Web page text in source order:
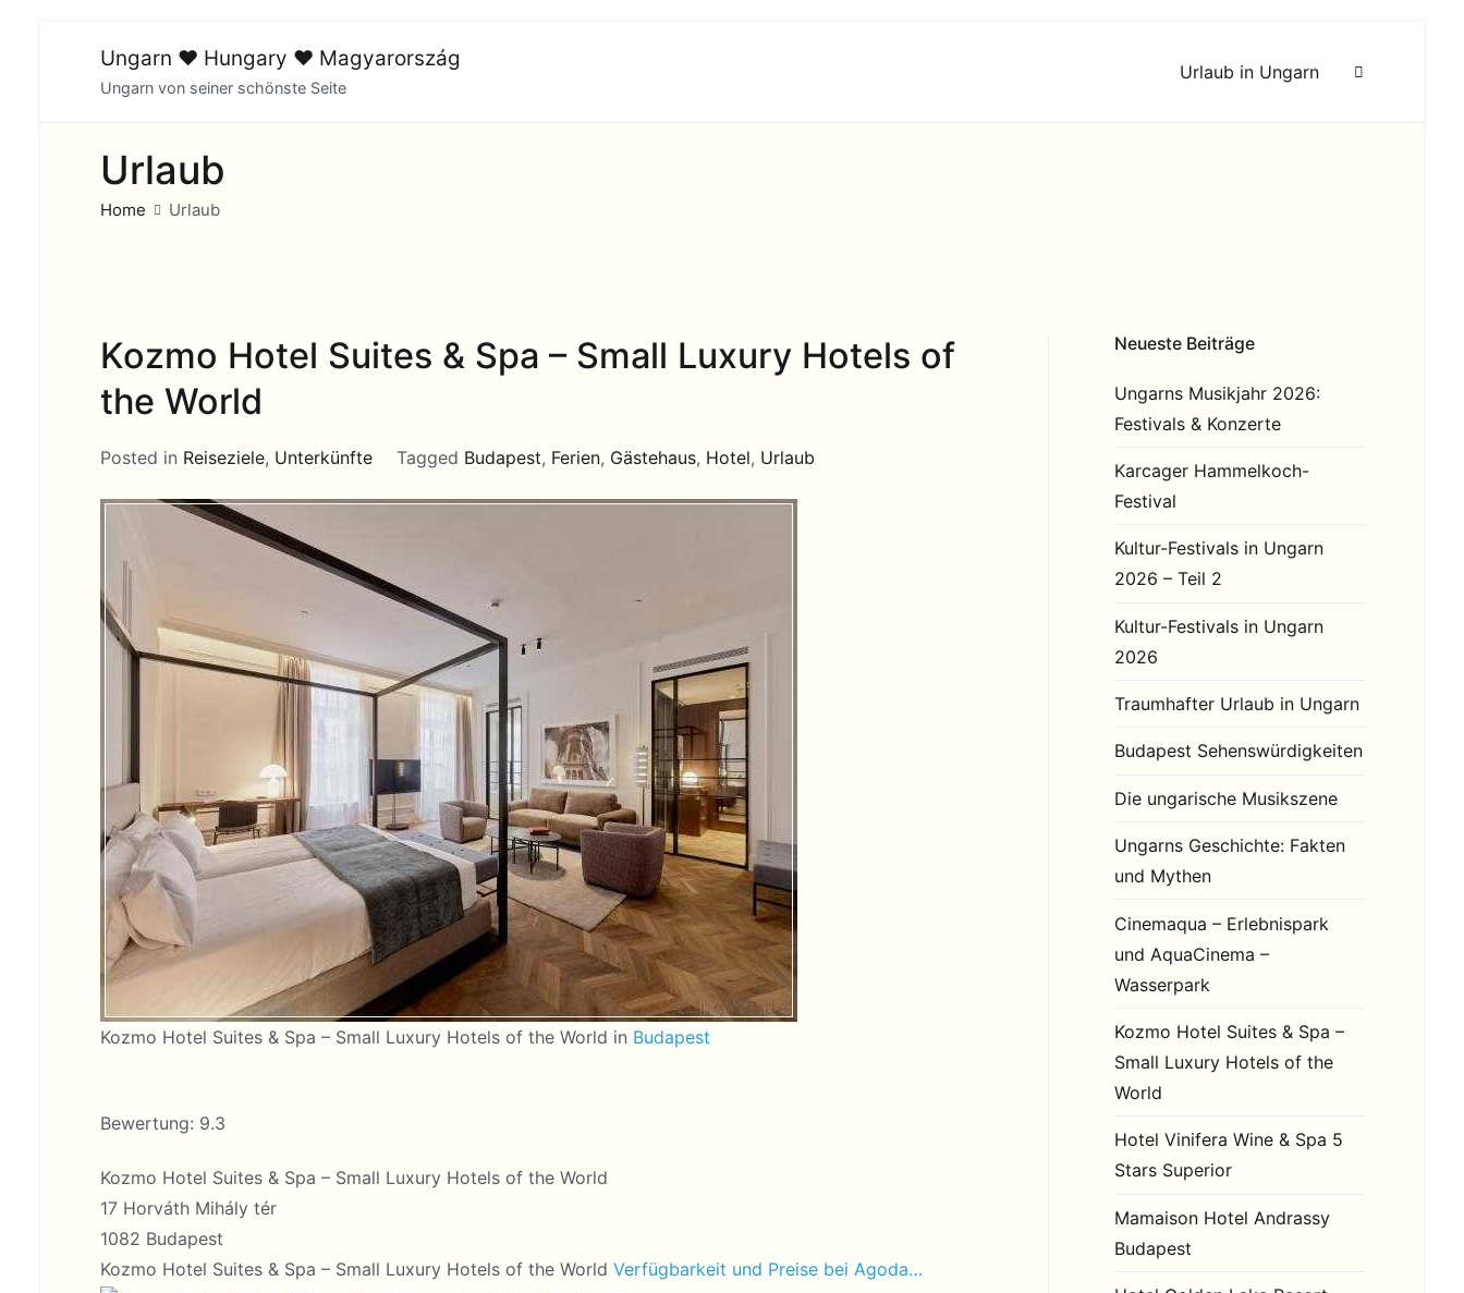
content
Ungarn ♥ Hungary ♥ Magyarország
Ungarn von seiner schönste Seite
Urlaub in Ungarn
Urlaub
Home Urlaub
Kozmo Hotel Suites & Spa – Small Luxury Hotels of
the World
Posted in Reiseziele, Unterkünfte Tagged Budapest, Ferien, Gästehaus, Hotel, Urlaub
Kozmo Hotel Suites & Spa – Small Luxury Hotels of the World in Budapest
Bewertung: 9.3
Kozmo Hotel Suites & Spa – Small Luxury Hotels of the World
17 Horváth Mihály tér
1082 Budapest
Kozmo Hotel Suites & Spa – Small Luxury Hotels of the World Verfügbarkeit und Preise bei Agoda…
Neueste Beiträge
Ungarns Musikjahr 2026:
Festivals & Konzerte
Karcager Hammelkoch-
Festival
Kultur-Festivals in Ungarn
2026 – Teil 2
Kultur-Festivals in Ungarn
2026
Traumhafter Urlaub in Ungarn
Budapest Sehenswürdigkeiten
Die ungarische Musikszene
Ungarns Geschichte: Fakten
und Mythen
Cinemaqua – Erlebnispark
und AquaCinema –
Wasserpark
Kozmo Hotel Suites & Spa –
Small Luxury Hotels of the
World
Hotel Vinifera Wine & Spa 5
Stars Superior
Mamaison Hotel Andrassy
Budapest